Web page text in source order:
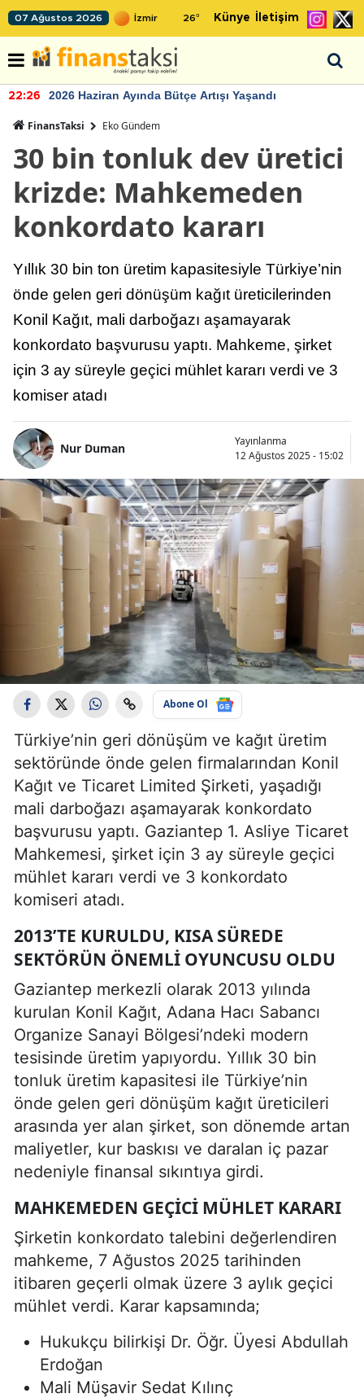
07 Ağustos 2026 26° Künye İletişim
22:26 2026 Haziran Ayında Bütçe Artışı Yaşandı
FinansTaksi Eko Gündem
30 bin tonluk dev üretici
krizde: Mahkemeden
konkordato kararı
Yıllık 30 bin ton üretim kapasitesiyle Türkiye’nin
önde gelen geri dönüşüm kağıt üreticilerinden
Konil Kağıt, mali darboğazı aşamayarak
konkordato başvurusu yaptı. Mahkeme, şirket
için 3 ay süreyle geçici mühlet kararı verdi ve 3
komiser atadı
Nur Duman
Yayınlanma
12 Ağustos 2025 - 15:02
Abone Ol
Türkiye’nin geri dönüşüm ve kağıt üretim
sektöründe önde gelen firmalarından Konil
Kağıt ve Ticaret Limited Şirketi, yaşadığı
mali darboğazı aşamayarak konkordato
başvurusu yaptı. Gaziantep 1. Asliye Ticaret
Mahkemesi, şirket için 3 ay süreyle geçici
mühlet kararı verdi ve 3 konkordato
komiseri atadı.
2013’TE KURULDU, KISA SÜREDE
SEKTÖRÜN ÖNEMLI OYUNCUSU OLDU
Gaziantep merkezli olarak 2013 yılında
kurulan Konil Kağıt, Adana Hacı Sabancı
Organize Sanayi Bölgesi’ndeki modern
tesisinde üretim yapıyordu. Yıllık 30 bin
tonluk üretim kapasitesi ile Türkiye’nin
önde gelen geri dönüşüm kağıt üreticileri
arasında yer alan şirket, son dönemde artan
maliyetler, kur baskısı ve daralan iç pazar
nedeniyle finansal sıkıntıya girdi.
MAHKEMEDEN GEÇICI MÜHLET KARARI
Şirketin konkordato talebini değerlendiren
mahkeme, 7 Ağustos 2025 tarihinden
itibaren geçerli olmak üzere 3 aylık geçici
mühlet verdi. Karar kapsamında;
Hukukçu bilirkişi Dr. Öğr. Üyesi Abdullah
Erdoğan
Mali Müşavir Sedat Kılınç